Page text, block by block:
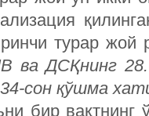
турар жой
ва ДСҚнинг
сон қўшма
бир вақтнинг